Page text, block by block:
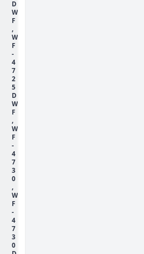
D
W
F
,
W
F
-
4
7
2
5
D
W
F
,
W
F
-
4
7
3
0
,
W
F
-
4
7
3
0